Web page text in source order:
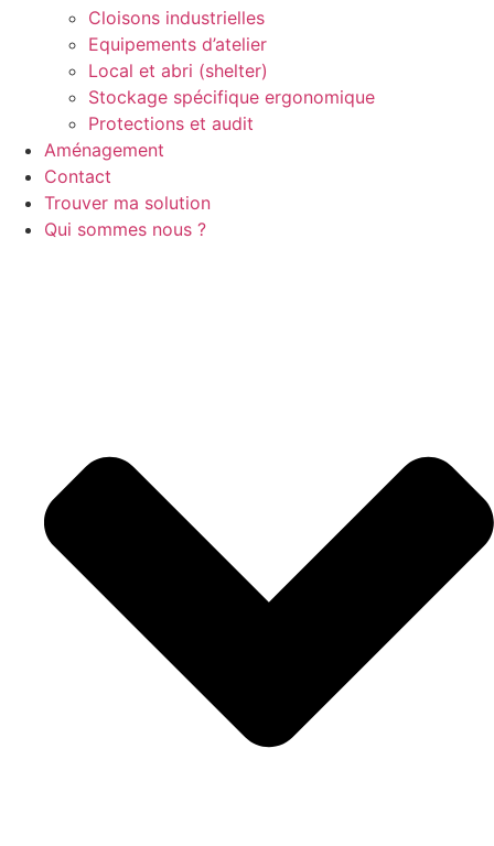
Cloisons industrielles
Equipements d’atelier
Local et abri (shelter)
Stockage spécifique ergonomique
Protections et audit
Aménagement
Contact
Trouver ma solution
Qui sommes nous ?